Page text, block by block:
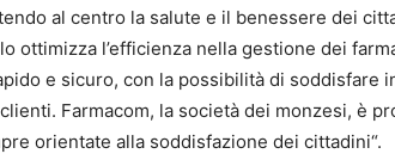
al centro la salute e il benessere dei
ottimizza l’efficienza nella gestione dei
e sicuro, con la possibilità di soddisfare
Farmacom, la società dei monzesi, è
orientate alla soddisfazione dei cittadini“.